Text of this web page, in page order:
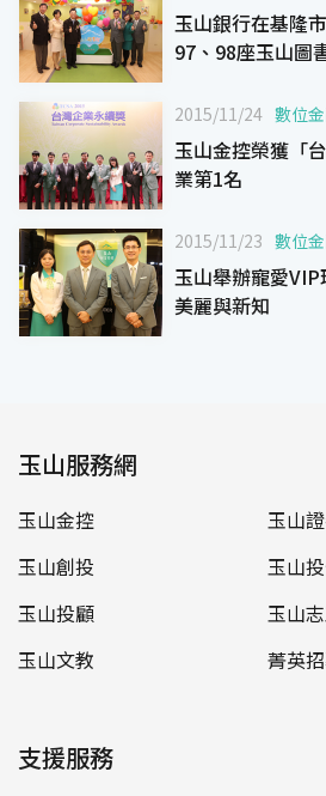
玉山銀行在基隆
97、98座玉山圖
2015/11/24 數位
玉山金控榮獲「
業第1名
2015/11/23 數位
玉山舉辦寵愛
美麗與新知
玉山服務網
玉山金控
玉山
玉山創投
玉山
玉山投顧
玉山
玉山文教
菁英
支援服務